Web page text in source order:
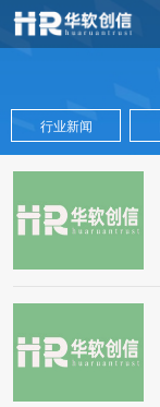
行业新闻